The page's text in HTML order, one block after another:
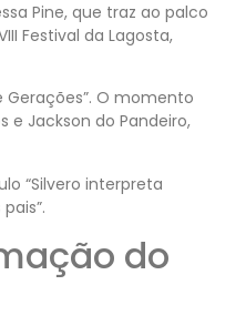
Pine, que traz ao palco
Festival da Lagosta,
Gerações”. O momento
e Jackson do Pandeiro,
“Silvero interpreta
do